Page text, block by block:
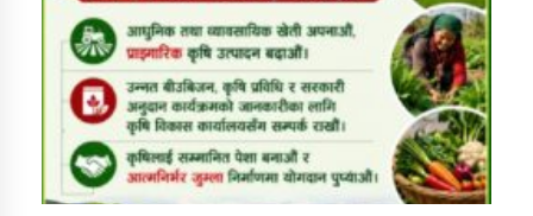
कार्यक्रम कार्यान्वयन एकाई जुम्लाको सुचना